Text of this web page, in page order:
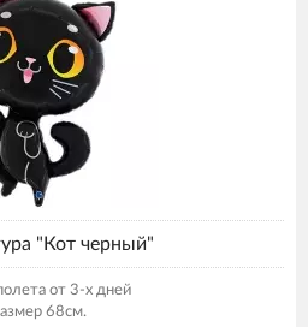
"Кот черный"
от 3-х дней
68см.